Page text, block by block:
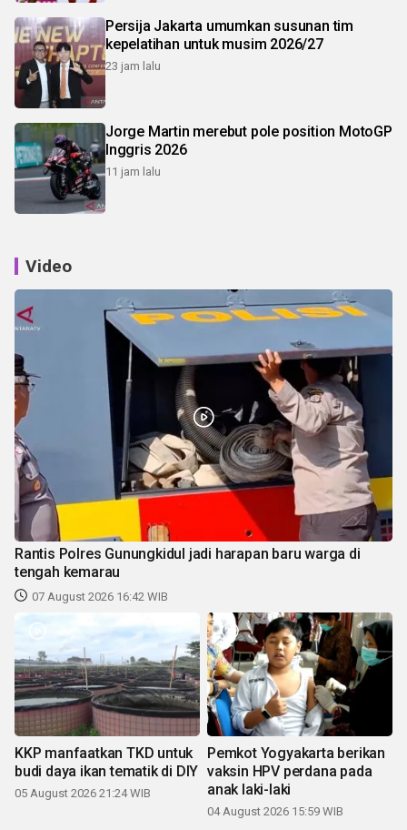
Persija Jakarta umumkan susunan tim
kepelatihan untuk musim 2026/27
23 jam lalu
Jorge Martin merebut pole position MotoGP
Inggris 2026
11 jam lalu
Video
Rantis Polres Gunungkidul jadi harapan baru warga di
tengah kemarau
07 August 2026 16:42 WIB
KKP manfaatkan TKD untuk
budi daya ikan tematik di DIY
05 August 2026 21:24 WIB
Pemkot Yogyakarta berikan
vaksin HPV perdana pada
anak laki-laki
04 August 2026 15:59 WIB